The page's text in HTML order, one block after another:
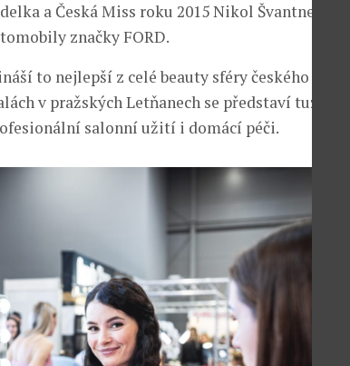
a Česká Miss roku 2015 Nikol Švantnerová.
značky FORD.
to nejlepší z celé beauty sféry českého i
v pražských Letňanech se představí
salonní užití i domácí péči.